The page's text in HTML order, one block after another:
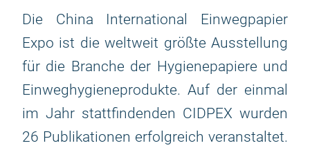
Die China International Einwegpapier
Expo ist die weltweit größte Ausstellung
für die Branche der Hygienepapiere und
Einweghygieneprodukte. Auf der einmal
im Jahr stattfindenden CIDPEX wurden
26 Publikationen erfolgreich veranstaltet.